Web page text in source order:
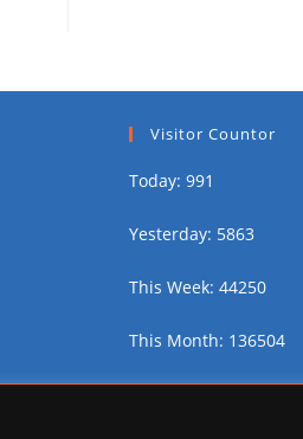
Visitor Countor
Today: 991
Yesterday: 5863
This Week: 44250
This Month: 136504